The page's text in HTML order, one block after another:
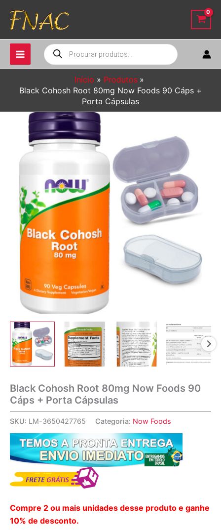
para
conteúdo
Pesquisar
produtos
Início
Produtos
Black Cohosh Root 80mg Now Foods 90 Cáps +
Porta Cápsulas
Black Cohosh Root 80mg Now Foods 90
Cáps + Porta Cápsulas
SKU: LM-3650427765 Categoria: Now Foods
Compre 2 ou mais unidades desse produto e ganhe
10% de desconto.